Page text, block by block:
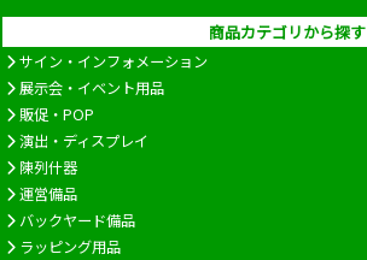
商品カテゴリから探す
サイン・インフォメーション
展示会・イベント用品
販促・POP
演出・ディスプレイ
陳列什器
運営備品
バックヤード備品
ラッピング用品